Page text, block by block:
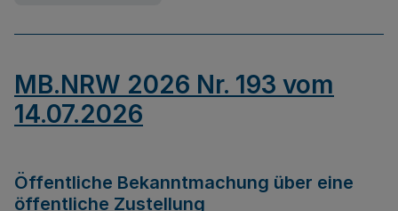
MB.NRW 2026 Nr. 193 vom
14.07.2026
Öffentliche Bekanntmachung über eine
öffentliche Zustellung